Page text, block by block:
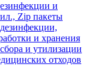
и
Zip пакеты
и хранения
и утилизации
отходов